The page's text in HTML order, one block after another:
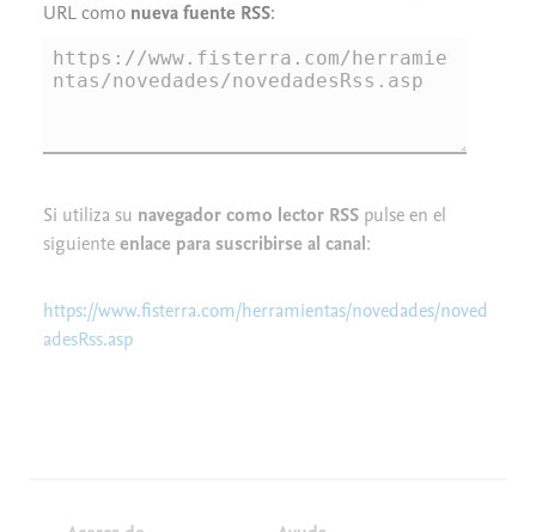
URL como nueva fuente RSS:
Si utiliza su navegador como lector RSS pulse en el
siguienteenlace para suscribirse al canal:
https://www.fisterra.com/herramientas/novedades/noved
adesRss.asp